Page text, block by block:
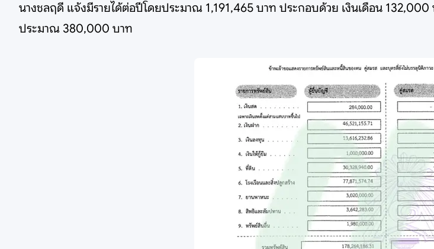
นางชลฤดี แจ้งมีรายได้ต่อปีโดยประมาณ 1,191,465 บาท ประกอบด้วย เงินเดือน
ประมาณ 380,000 บาท